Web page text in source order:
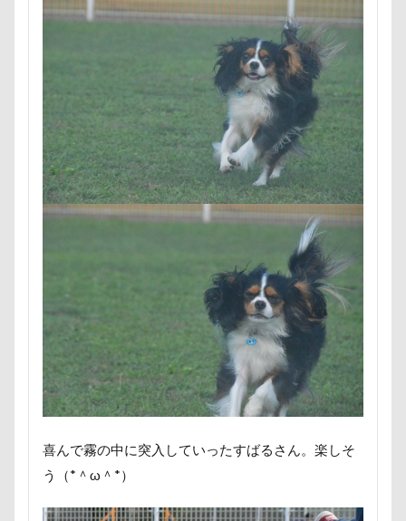
キャリーバッグ
キャリーちゃん
キャバ開き
キャバレンタイン
キャバリーマンスタイ
キャバリア白書
キャバリア特集号
キャバリア特集
キャバリア本
キャバリア服
キャバリアレスキュー隊
キャバリアミーティング2018
カフェ
ウォーターエース
エクシーガ
エアーおやつ
ウルルくん
ウブちゃん
ウッドチップ
ウッドスティック
ウチの子グッズ
ウサギ耳
ウォータートレッキング
ウェルカムドッグ
イーノの森
インテリア
インターペット2017
インターペット
イングランド代表キャバリアーズユニフォーム
喜んで霧の中に突入していったすばるさん。楽しそ
う（*＾ω＾*）
倶利伽羅峠
丘を越えて
世界平和
下野市
上越市
上尾市
三陸復興国立公園
三瓶くん
三峯神社
中年サラリーマン
三井アウトレットパーク
万座毛
万が一の備え
七夕
一発芸
ヴィーナスフォート
ヴィンテージ
ワークショップ
ワンピース
代々木公園ドッグラン
作品レビューコメント
体重
体調不良
佐久穂町
似顔絵師なつき
似顔絵
似たもの父子
休日の朝
仰向け抱っこ
代々木公園
串カツ田中 北千住店
人形
人をダメにするクッション
二足立ち
二等辺三角形
二度寝 予定
乳歯
九十九里浜